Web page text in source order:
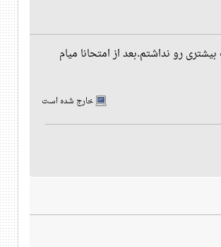
رو نداشتم.بعد از امتحانا میام
خارج شده است